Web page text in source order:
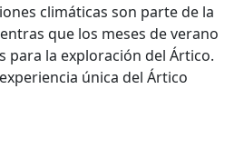
climáticas son parte de la
que los meses de verano
para la exploración del Ártico.
única del Ártico